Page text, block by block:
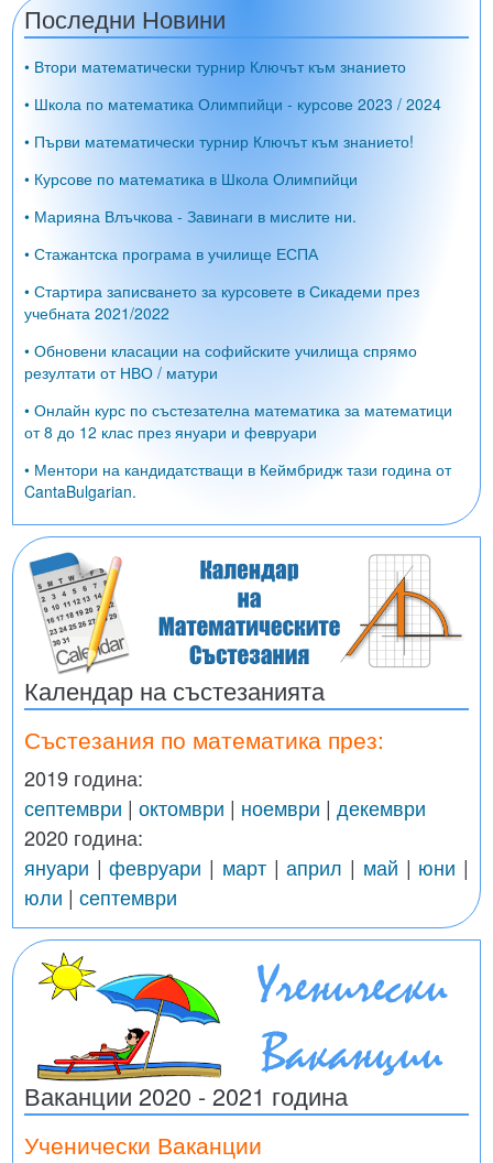
Последни Новини
• Втори математически турнир Ключът към знанието
• Школа по математика Олимпийци - курсове 2023 / 2024
• Първи математически турнир Ключът към знанието!
• Курсове по математика в Школа Олимпийци
• Марияна Влъчкова - Завинаги в мислите ни.
• Стажантска програма в училище ЕСПА
• Стартира записването за курсовете в Сикадеми през
учебната 2021/2022
• Обновени класации на софийските училища спрямо
резултати от НВО / матури
• Онлайн курс по състезателна математика за математици
от 8 до 12 клас през януари и февруари
• Ментори на кандидатстващи в Кеймбридж тази година от
CantaBulgarian.
Календар на състезанията
Състезания по математика през:
2019 година:
септември | октомври | ноември | декември
2020 година:
януари |февруари | март|април | май | юни |
юли | септември
Ваканции 2020 - 2021 година
Ученически Ваканции